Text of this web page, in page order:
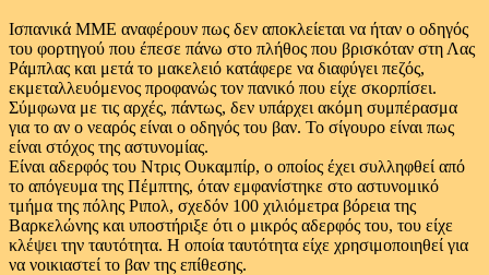
Ισπανικά ΜΜΕ αναφέρουν πως δεν αποκλείεται να ήταν ο οδηγός
του φορτηγού που έπεσε πάνω στο πλήθος που βρισκόταν στη Λας
Ράμπλας και μετά το μακελειό κατάφερε να διαφύγει πεζός,
εκμεταλλευόμενος προφανώς τον πανικό που είχε σκορπίσει.
Σύμφωνα με τις αρχές, πάντως, δεν υπάρχει ακόμη συμπέρασμα
για το αν ο νεαρός είναι ο οδηγός του βαν. Το σίγουρο είναι πως
είναι στόχος της αστυνομίας.
Είναι αδερφός του Ντρις Ουκαμπίρ, ο οποίος έχει συλληφθεί από
το απόγευμα της Πέμπτης, όταν εμφανίστηκε στο αστυνομικό
τμήμα της πόλης Ριπολ, σχεδόν 100 χιλιόμετρα βόρεια της
Βαρκελώνης και υποστήριξε ότι ο μικρός αδερφός του, του είχε
κλέψει την ταυτότητα. Η οποία ταυτότητα είχε χρησιμοποιηθεί για
να νοικιαστεί το βαν της επίθεσης.